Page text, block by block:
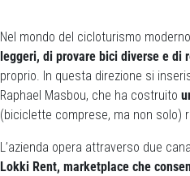
Nel mondo del cicloturismo
leggeri, di provare bici diverse e di
proprio. In questa direzione si
Raphael Masbou, che ha costruito
(biciclette comprese, ma non solo)
L’azienda opera attraverso due
Lokki Rent, marketplace che